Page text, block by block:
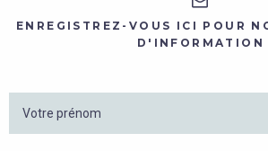
ENREGISTREZ-VOUS ICI POUR
D'INFORMATION